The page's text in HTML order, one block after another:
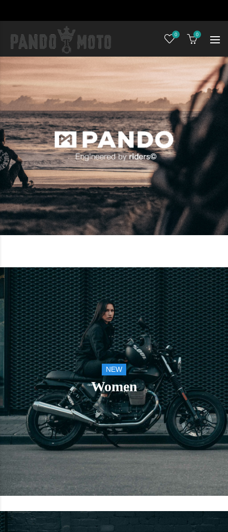
0 0
時尚安全兼具的防摔衣褲首選
不論是世界最強韌纖維Dyneema® 、彈力舒適的Cordura® 牛仔布，或是DuPont™ Kevlar®防彈纖維
只為做一件在安全防護上堅持，在外觀上亦不妥協的防摔褲！
NEW
Women